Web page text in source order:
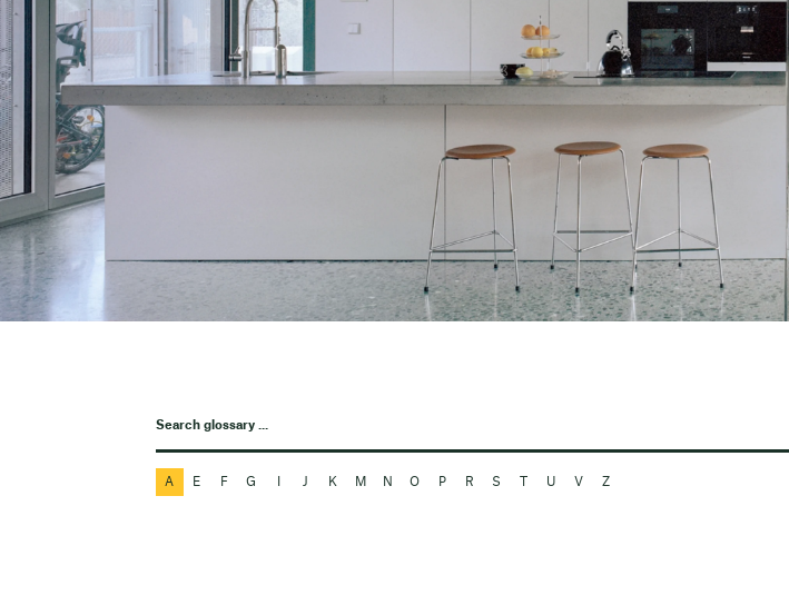
A E F G J K M N O P R S U V Z